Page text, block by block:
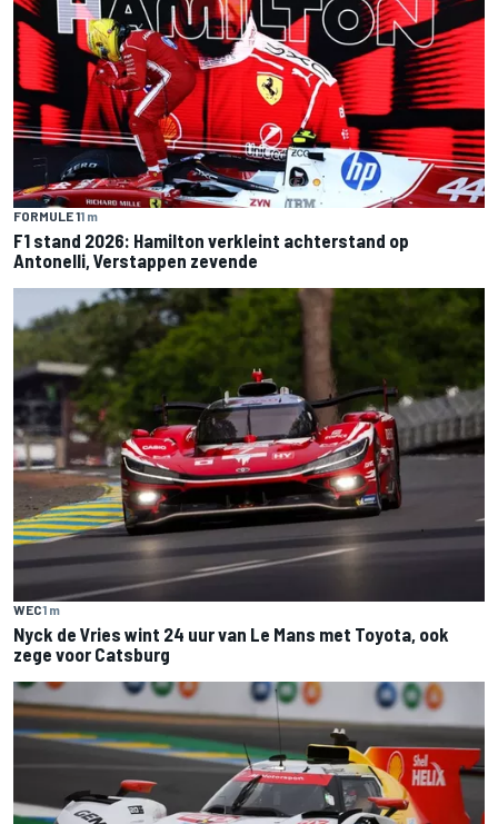
FORMULE 11 m
F1 stand 2026: Hamilton verkleint achterstand op
Antonelli, Verstappen zevende
WEC1 m
Nyck de Vries wint 24 uur van Le Mans met Toyota, ook
zege voor Catsburg